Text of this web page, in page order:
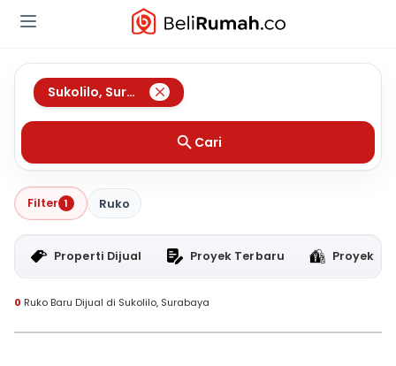
Sukolilo, Surabaya
Cari
Filter 1 Ruko
Properti Dijual Proyek Terbaru Proyek
0 Ruko Baru Dijual di Sukolilo, Surabaya